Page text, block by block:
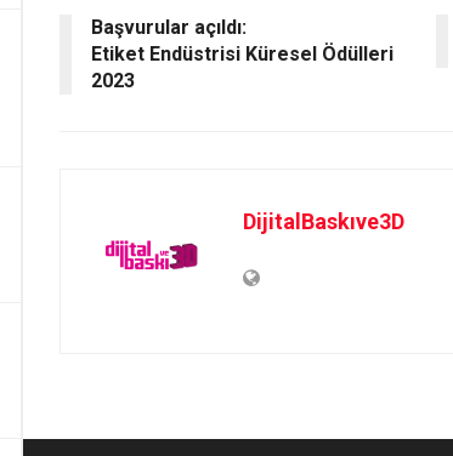
Başvurular açıldı:
Etiket Endüstrisi Küresel Ödülleri
2023
DijitalBaskıve3D